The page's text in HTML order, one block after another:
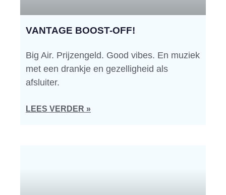
VANTAGE BOOST-OFF!
Big Air. Prijzengeld. Good vibes. En muziek
met een drankje en gezelligheid als
afsluiter.
LEES VERDER »